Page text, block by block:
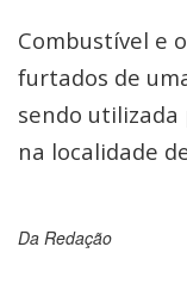
Combustível e
furtados de
sendo utilizada
na localidade
Da Redação